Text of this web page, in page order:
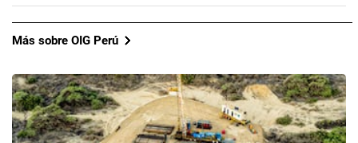
Más sobre OIG Perú